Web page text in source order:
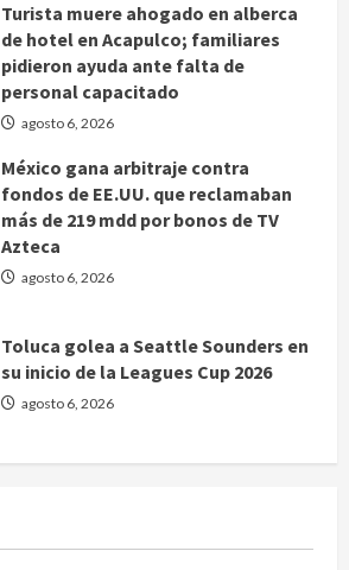
Turista muere ahogado en alberca
de hotel en Acapulco; familiares
pidieron ayuda ante falta de
personal capacitado
agosto 6, 2026
México gana arbitraje contra
fondos de EE.UU. que reclamaban
más de 219 mdd por bonos de TV
Azteca
agosto 6, 2026
Toluca golea a Seattle Sounders en
su inicio de la Leagues Cup 2026
agosto 6, 2026